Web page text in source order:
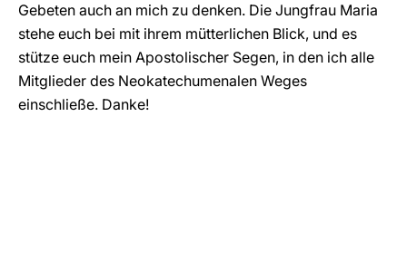
Gebeten auch an mich zu denken. Die Jungfrau Maria
stehe euch bei mit ihrem mütterlichen Blick, und es
stütze euch mein Apostolischer Segen, in den ich alle
Mitglieder des Neokatechumenalen Weges
einschließe. Danke!